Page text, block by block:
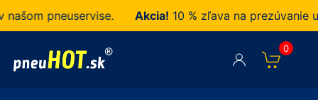
pneuservise. Akcia!10 % zľava na prezúvanie u
0